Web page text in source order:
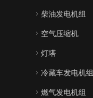
柴油发电机组
空气压缩机
灯塔
冷藏车发电机组
燃气发电机组